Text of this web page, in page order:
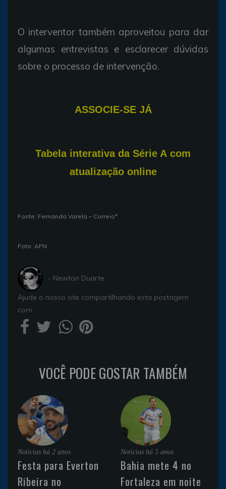
O interventor também aproveitou para dar
algumas entrevistas e esclarecer dúvidas
sobre o processo de intervenção.
ASSOCIE-SE JÁ
Tabela interativa da Série A com
atualização online
Fonte: Fernanda Varela – Correio*
Foto: AFN
- Newton Duarte
Ajude o nosso site compartilhando esta postagem
com
VOCÊ PODE GOSTAR TAMBÉM
Noticias há 2 anos
Festa para Everton
Ribeira no
Noticias há 5 anos
Bahia mete 4 no
Fortaleza em noite